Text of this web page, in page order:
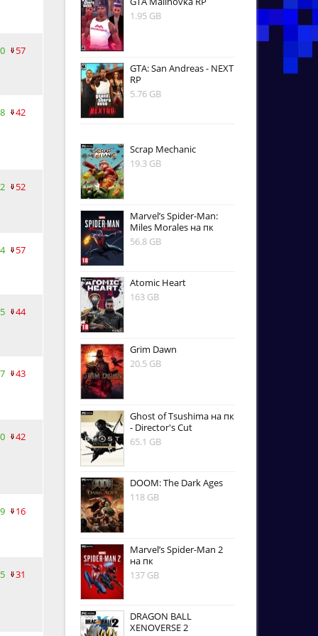
57
42
52
57
44
43
42
16
31
1.95 GB
GTA: San Andreas - NEXT
RP
5.76 GB
Scrap Mechanic
19.3 GB
Marvel’s Spider-Man:
Miles Morales на пк
56.8 GB
Atomic Heart
163 GB
Grim Dawn
20.5 GB
Ghost of Tsushima на пк
- Director's Cut
65.1 GB
DOOM: The Dark Ages
118 GB
Marvel’s Spider-Man 2
на пк
137 GB
DRAGON BALL
XENOVERSE 2